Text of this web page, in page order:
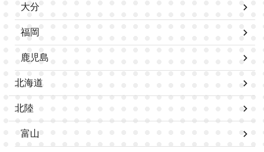
大分
福岡
鹿児島
北海道
北陸
富山